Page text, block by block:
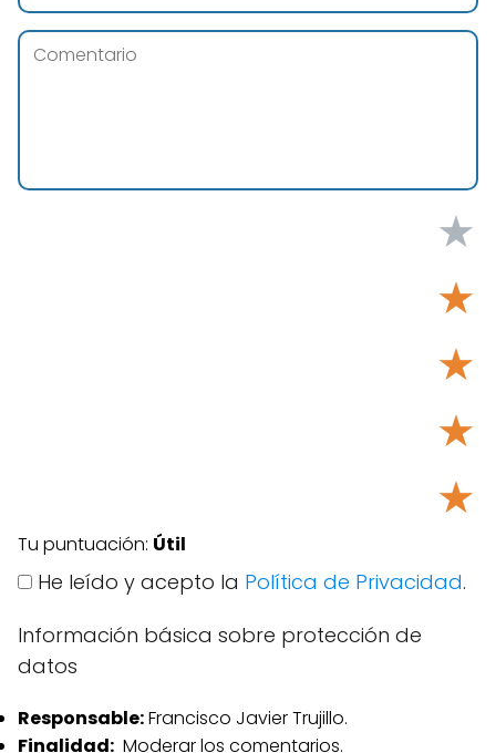
★
★
★
★
★
Tu puntuación: Útil
He leído y acepto la Política de Privacidad.
Información básica sobre protección de
datos
Responsable:Francisco Javier Trujillo.
Finalidad: Moderar los comentarios.